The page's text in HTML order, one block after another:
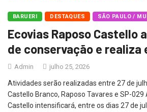
BARUERI DESTAQUES SÃO PAULO /
Ecovias Raposo Castello
de conservação e realiza
Admin julho 25, 2026
Atividades serão realizadas entre 27 de
Castello Branco, Raposo Tavares e SP-029
Castello intensificará, entre os dias 27 de